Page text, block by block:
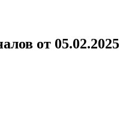
от 05.02.2025